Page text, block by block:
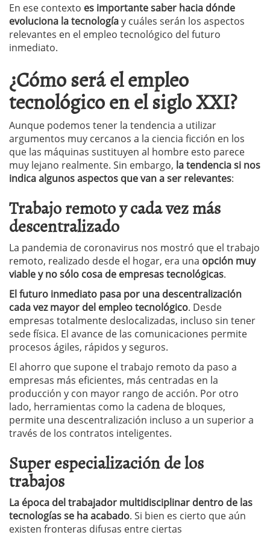
En ese contexto es importante saber hacia dónde
evoluciona la tecnologíay cuáles serán los aspectos
relevantes en el empleo tecnológico del futuro
inmediato.
¿Cómo será el empleo
tecnológico en el siglo XXI?
Aunque podemos tener la tendencia a utilizar
argumentos muy cercanos a la ciencia ficción en los
que las máquinas sustituyen al hombre esto parece
muy lejano realmente. Sin embargo, la tendencia si nos
indica algunos aspectos que van a ser relevantes:
Trabajo remoto y cada vez más
descentralizado
La pandemia de coronavirus nos mostró que el trabajo
remoto, realizado desde el hogar, era una opción muy
viable y no sólo cosa de empresas tecnológicas.
El futuro inmediato pasa por una descentralización
cada vez mayor del empleo tecnológico. Desde
empresas totalmente deslocalizadas, incluso sin tener
sede física. El avance de las comunicaciones permite
procesos ágiles, rápidos y seguros.
El ahorro que supone el trabajo remoto da paso a
empresas más eficientes, más centradas en la
producción y con mayor rango de acción. Por otro
lado, herramientas como la cadena de bloques,
permite una descentralización incluso a un superior a
través de los contratos inteligentes.
Super especialización de los
trabajos
La época del trabajador multidisciplinar dentro de las
tecnologías se ha acabado. Si bien es cierto que aún
existen fronteras difusas entre ciertas